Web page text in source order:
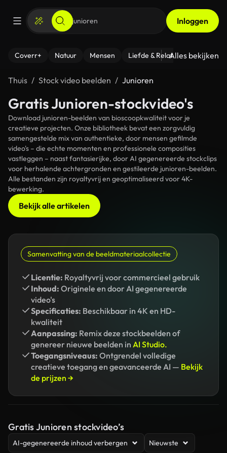
Inloggen
Coverr+ Natuur Mensen Liefde & Relaties - Fitness
Alles bekijken
Thuis Stock video beelden Junioren
Gratis Junioren-stockvideo's
Download junioren-beelden van bioscoopkwaliteit voor je
creatieve projecten. Onze bibliotheek bevat een zorgvuldig
samengestelde mix van authentieke, door mensen gefilmde
video's – die echte momenten en professionele composities
vastleggen – naast fantasierijke, door AI gegenereerde stockclips
voor herhalende achtergronden en gestileerde junioren-beelden.
Alle bestanden zijn royaltyvrij en geoptimaliseerd voor 4K-
bewerking.
Bekijk alle artikelen
Samenvatting van de beeldmateriaalcollectie
Licentie: Royaltyvrij voor commercieel gebruik
Inhoud: Originele en door AI gegenereerde
video's
Specificaties: Beschikbaar in 4K en HD-
kwaliteit
Aanpassing: Remix deze stockbeelden of
genereer nieuwe beelden in AI Studio.
Toegangsniveaus: Ontgrendel volledige
creatieve toegang en geavanceerde AI — Bekijk
de prijzen →
Gratis Junioren stockvideo’s
AI-gegenereerde inhoud verbergen Nieuwste